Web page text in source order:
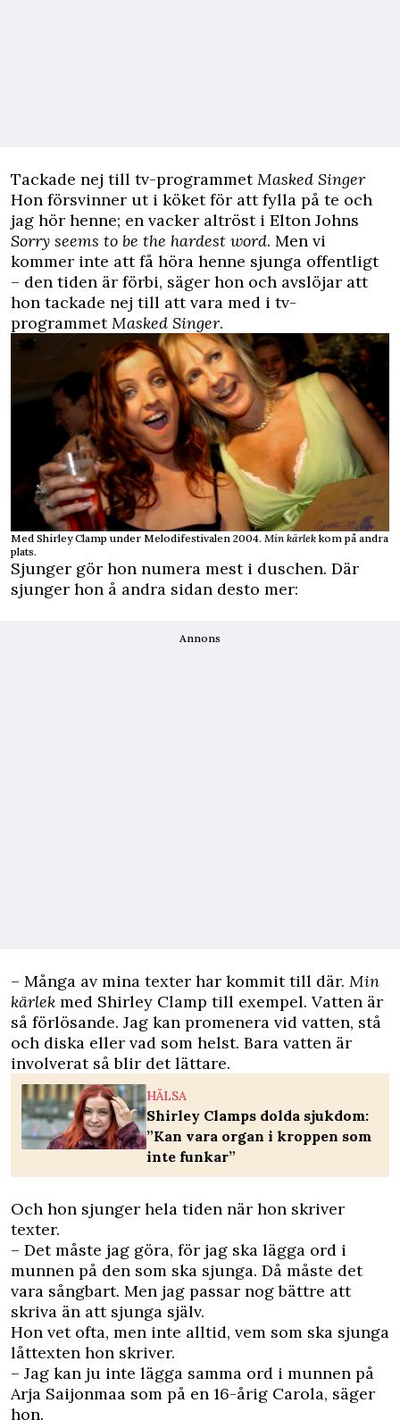
Tackade nej till tv-programmetMasked Singer
Hon försvinner ut i köket för att fylla på te och
jag hör henne; en vacker altröst i Elton Johns
Sorry seems to be the hardest word. Men vi
kommer inte att få höra henne sjunga offentligt
– den tiden är förbi, säger hon och avslöjar att
hon tackade nej till att vara med i tv-
programmetMasked Singer.
Med Shirley Clamp under Melodifestivalen 2004. Min kärlek kom på andra
plats.
Sjunger gör hon numera mest i duschen. Där
sjunger hon å andra sidan desto mer:
Annons
– Många av mina texter har kommit till där. Min
kärlek med Shirley Clamp till exempel. Vatten är
så förlösande. Jag kan promenera vid vatten, stå
och diska eller vad som helst. Bara vatten är
involverat så blir det lättare.
HÄLSA
Shirley Clamps dolda sjukdom:
”Kan vara organ i kroppen som
inte funkar”
Och hon sjunger hela tiden när hon skriver
texter.
– Det måste jag göra, för jag ska lägga ord i
munnen på den som ska sjunga. Då måste det
vara sångbart. Men jag passar nog bättre att
skriva än att sjunga själv.
Hon vet ofta, men inte alltid, vem som ska sjunga
låttexten hon skriver.
– Jag kan ju inte lägga samma ord i munnen på
Arja Saijonmaa som på en 16-årig Carola, säger
hon.